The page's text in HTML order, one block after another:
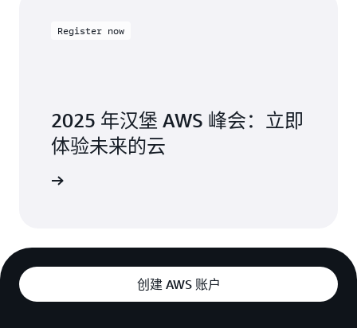
Amazon Redshift、Amazon Relational Database
Service（Amazon SNS）、Amazon Simple Queue
Service（Amazon SQS）、Amazon Simple Storage
Service（Amazon S3）、Amazon Simple Workflow
Step Functions、AWS Support、AWS Systems
此外，以下服务通常会在新区域发布后 12 个月内发布：
Amazon Athena、AWS Backup、Amazon CloudFront、
Register now
2025 年汉堡 AWS 峰会：立即
体验未来的云
创建 AWS 账户